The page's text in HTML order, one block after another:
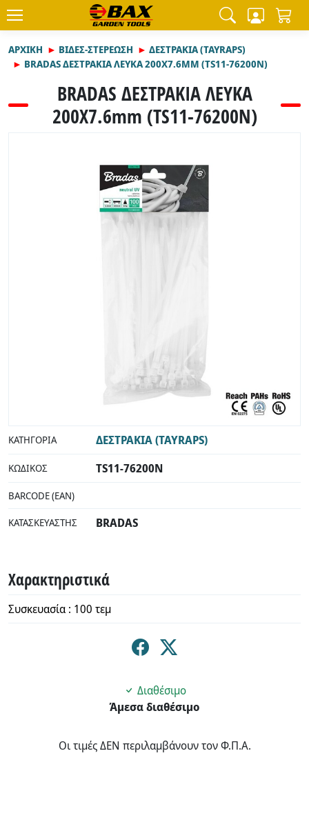
ΑΡΧΙΚΉ ΒΙΔΕΣ-ΣΤΕΡΕΩΣΗ
ΔΕΣΤΡΑΚΙΑ (TAYRAPS)
BRADAS ΔΕΣΤΡΑΚΙΑ ΛΕΥΚΑ 200Χ7.6MM (TS11-76200N)
BRADAS ΔΕΣΤΡΑΚΙΑ ΛΕΥΚΑ
200Χ7.6mm (TS11-76200N)
ΚΑΤΗΓΟΡΊΑ ΔΕΣΤΡΑΚΙΑ (TAYRAPS)
ΚΩΔΙΚΌΣ TS11-76200N
BARCODE (EAN)
ΚΑΤΑΣΚΕΥΑΣΤΉΣ BRADAS
Χαρακτηριστικά
Συσκευασία : 100 τεμ
Διαθέσιμο
Άμεσα διαθέσιμο
Οι τιμές ΔΕΝ περιλαμβάνουν τον Φ.Π.Α.